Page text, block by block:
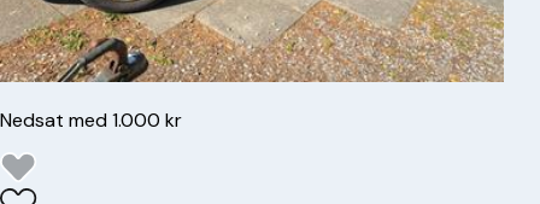
Nedsat med 1.000 kr